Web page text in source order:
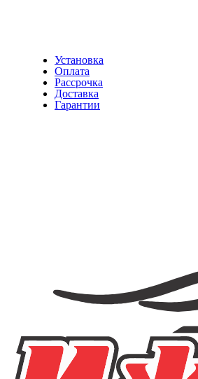
Установка
Оплата
Рассрочка
Доставка
Гарантии